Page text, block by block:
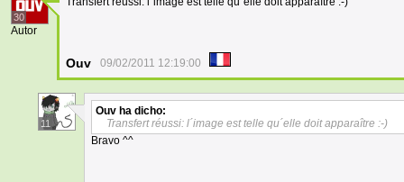
30
Autor
Ouv 09/02/2011 12:19:00
11
Ouv ha dicho:
Transfert réussi: l´image est telle qu´elle doit apparaître :-)
Bravo ^^